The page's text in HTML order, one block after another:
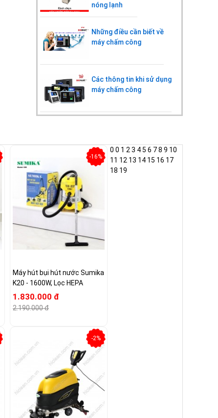
nóng lạnh
Những điều cần biết về
máy chấm công
Các thông tin khi sử dụng
máy chấm công
0 0 1 2 3
-16%
Máy hút bụi hút nước Sumika
K20 - 1600W, Lọc HEPA
1.830.000 đ
2.190.000 đ
45 6 78
-2%
9 10
11 12 13 14 15 16 17
18 19